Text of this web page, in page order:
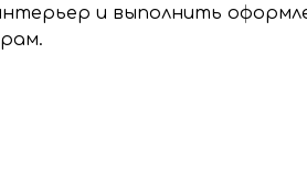
и выполнить